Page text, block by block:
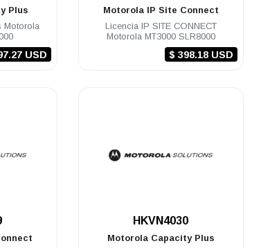
Plus
Motorola
USD
Motorola IP Site Connect
Licencia IP SITE CONNECT
Motorola MT3000 SLR8000
$ 398.18 USD
HKVN4030
Motorola Capacity Plus